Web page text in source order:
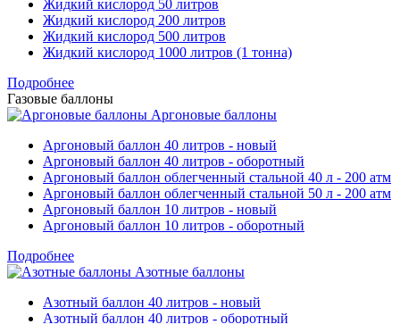
Жидкий кислород 50 литров
Жидкий кислород 200 литров
Жидкий кислород 500 литров
Жидкий кислород 1000 литров (1 тонна)
Подробнее
Газовые баллоны
Аргоновые баллоны
Аргоновый баллон 40 литров - новый
Аргоновый баллон 40 литров - оборотный
Аргоновый баллон облегченный стальной 40 л - 200 атм
Аргоновый баллон облегченный стальной 50 л - 200 атм
Аргоновый баллон 10 литров - новый
Аргоновый баллон 10 литров - оборотный
Подробнее
Азотные баллоны
Азотный баллон 40 литров - новый
Азотный баллон 40 литров - оборотный